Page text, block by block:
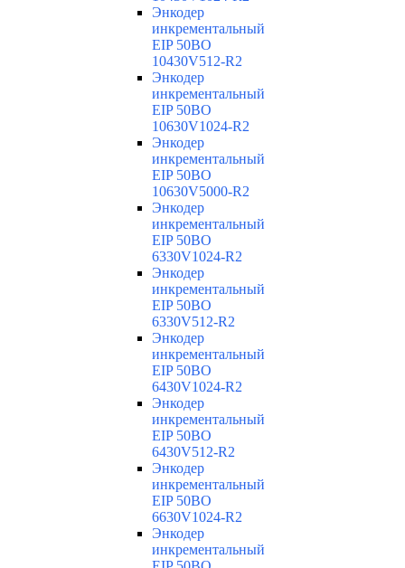
Энкодер
инкрементальный
EIP 50BO
10430V512-R2
Энкодер
инкрементальный
EIP 50BO
10630V1024-R2
Энкодер
инкрементальный
EIP 50BO
10630V5000-R2
Энкодер
инкрементальный
EIP 50BO
6330V1024-R2
Энкодер
инкрементальный
EIP 50BO
6330V512-R2
Энкодер
инкрементальный
EIP 50BO
6430V1024-R2
Энкодер
инкрементальный
EIP 50BO
6430V512-R2
Энкодер
инкрементальный
EIP 50BO
6630V1024-R2
Энкодер
инкрементальный